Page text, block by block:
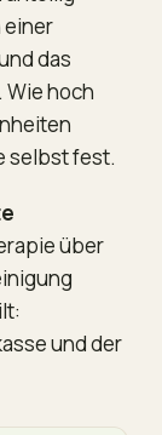
einer
das
hoch
selbst fest.
über
und der